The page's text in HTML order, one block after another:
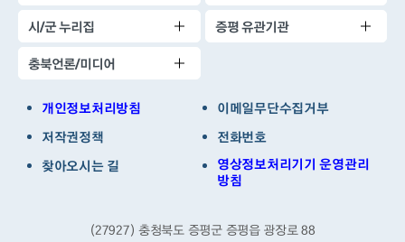
시/군 누리집
증평 유관기관
충북언론/미디어
개인정보처리방침
이메일무단수집거부
저작권정책
전화번호
찾아오시는 길
영상정보처리기기 운영관리
방침
(27927) 충청북도 증평군 증평읍 광장로 88